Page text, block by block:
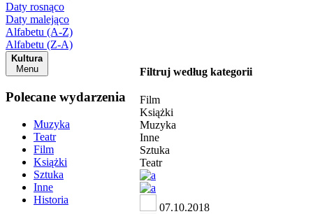
Daty rosnąco
Daty malejąco
Alfabetu (A-Z)
Alfabetu (Z-A)
Kultura
Menu
Polecane wydarzenia
Muzyka
Teatr
Film
Książki
Sztuka
Inne
Historia
Filtruj według kategorii
Film
Książki
Muzyka
Inne
Sztuka
Teatr
07.10.2018